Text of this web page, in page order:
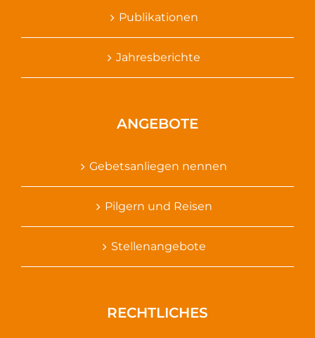
Publikationen
Jahresberichte
ANGEBOTE
Gebetsanliegen nennen
Pilgern und Reisen
Stellenangebote
RECHTLICHES